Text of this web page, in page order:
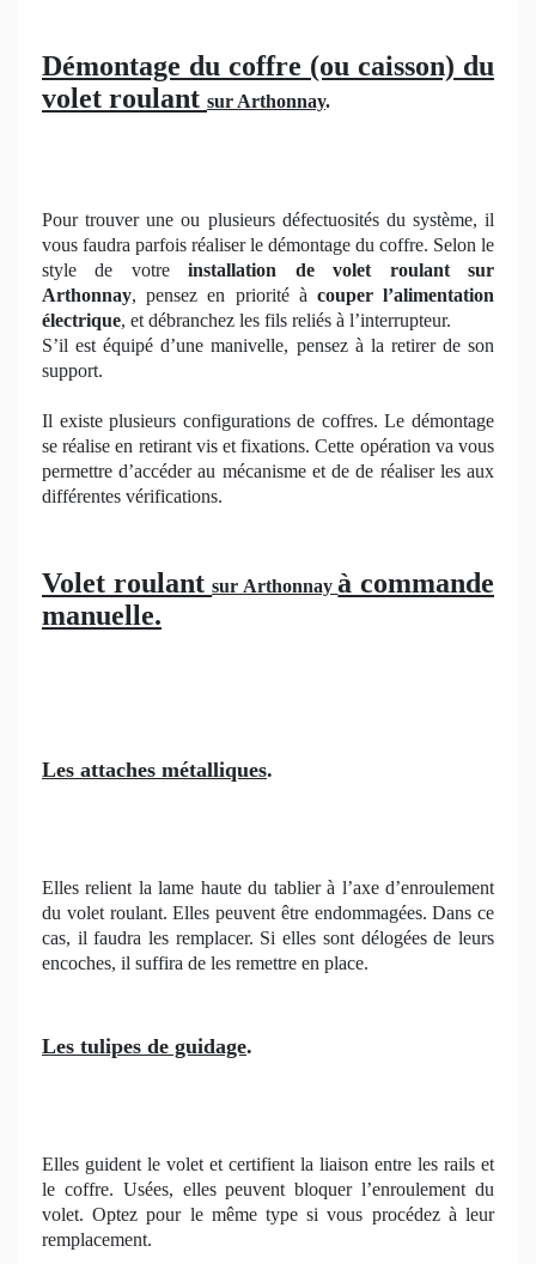
Démontage du coffre (ou caisson) du
volet roulant sur Arthonnay.
Pour trouver une ou plusieurs défectuosités du système, il
vous faudra parfois réaliser le démontage du coffre. Selon le
style de votreinstallation de volet roulant sur
Arthonnay, pensez en priorité à couper l’alimentation
électrique, et débranchez les fils reliés à l’interrupteur.
S’il est équipé d’une manivelle, pensez à la retirer de son
support.
Il existe plusieurs configurations de coffres. Le démontage
se réalise en retirant vis et fixations. Cette opération va vous
permettre d’accéder au mécanisme et de de réaliser les aux
différentes vérifications.
Volet roulantsur Arthonnayà commande
manuelle.
Les attaches métalliques.
Elles relient la lame haute du tablier à l’axe d’enroulement
du volet roulant. Elles peuvent être endommagées. Dans ce
cas, il faudra les remplacer. Si elles sont délogées de leurs
encoches, il suffira de les remettre en place.
Les tulipes de guidage.
Elles guident le volet et certifient la liaison entre les rails et
le coffre. Usées, elles peuvent bloquer l’enroulement du
volet. Optez pour le même type si vous procédez à leur
remplacement.